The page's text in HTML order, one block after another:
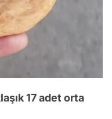
17 adet orta